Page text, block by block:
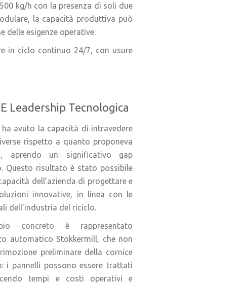
kg/h con la presenza di soli due
la capacità produttiva può
delle esigenze operative.
in ciclo continuo 24/7, con usure
Leadership Tecnologica
ha avuto la capacità di intravedere
rispetto a quanto proponeva
aprendo un significativo gap
Questo risultato è stato possibile
dell’azienda di progettare e
innovative, in linea con le
dell’industria del riciclo.
concreto è rappresentato
automatico Stokkermill, che non
preliminare della cornice
i pannelli possono essere trattati
tempi e costi operativi e